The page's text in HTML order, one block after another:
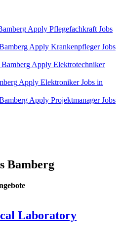
Apply Pflegefachkraft Jobs
Apply Krankenpfleger Jobs
Apply Elektrotechniker
Apply Elektroniker Jobs in
Apply Projektmanager Jobs
Bamberg
Laboratory